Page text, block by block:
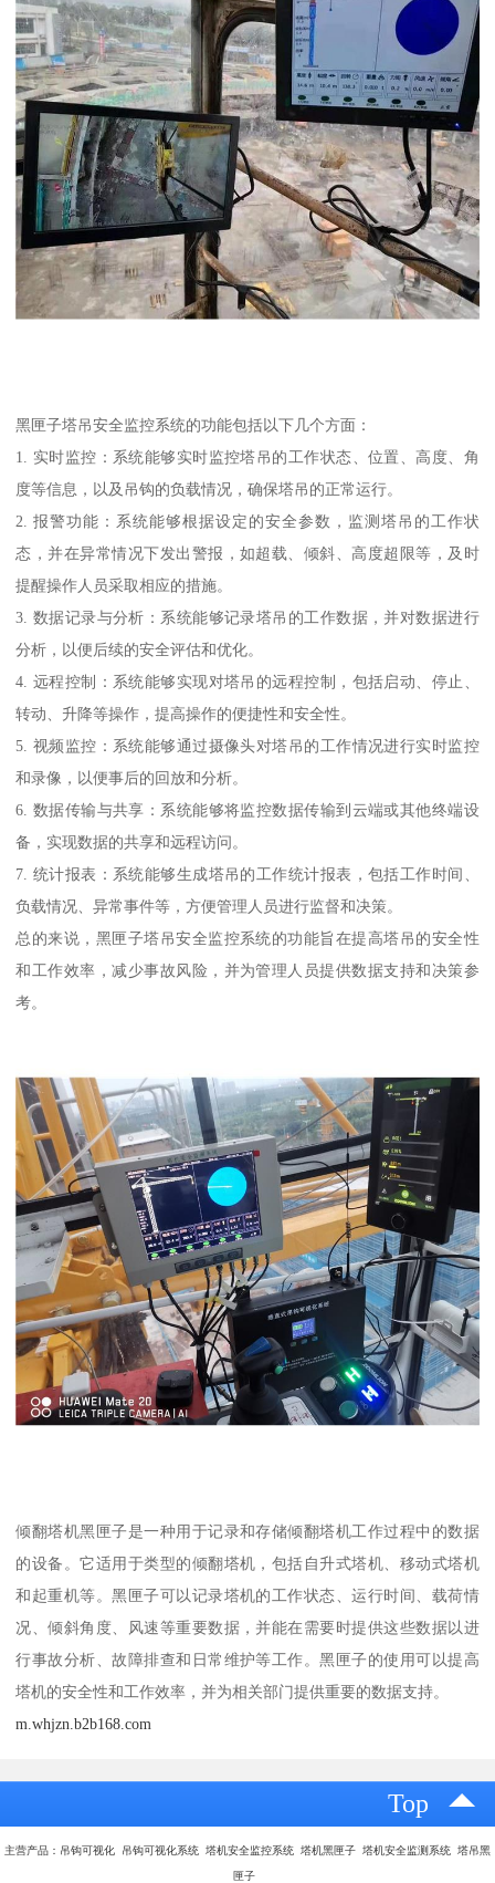
黑匣子塔吊安全监控系统的功能包括以下几个方面：
1. 实时监控：系统能够实时监控塔吊的工作状态、位置、高度、角
度等信息，以及吊钩的负载情况，确保塔吊的正常运行。
2. 报警功能：系统能够根据设定的安全参数，监测塔吊的工作状
态，并在异常情况下发出警报，如超载、倾斜、高度超限等，及时
提醒操作人员采取相应的措施。
3. 数据记录与分析：系统能够记录塔吊的工作数据，并对数据进行
分析，以便后续的安全评估和优化。
4. 远程控制：系统能够实现对塔吊的远程控制，包括启动、停止、
转动、升降等操作，提高操作的便捷性和安全性。
5. 视频监控：系统能够通过摄像头对塔吊的工作情况进行实时监控
和录像，以便事后的回放和分析。
6. 数据传输与共享：系统能够将监控数据传输到云端或其他终端设
备，实现数据的共享和远程访问。
7. 统计报表：系统能够生成塔吊的工作统计报表，包括工作时间、
负载情况、异常事件等，方便管理人员进行监督和决策。
总的来说，黑匣子塔吊安全监控系统的功能旨在提高塔吊的安全性
和工作效率，减少事故风险，并为管理人员提供数据支持和决策参
考。
倾翻塔机黑匣子是一种用于记录和存储倾翻塔机工作过程中的数据
的设备。它适用于类型的倾翻塔机，包括自升式塔机、移动式塔机
和起重机等。黑匣子可以记录塔机的工作状态、运行时间、载荷情
况、倾斜角度、风速等重要数据，并能在需要时提供这些数据以进
行事故分析、故障排查和日常维护等工作。黑匣子的使用可以提高
塔机的安全性和工作效率，并为相关部门提供重要的数据支持。
m.whjzn.b2b168.com
Top
主营产品：吊钩可视化 吊钩可视化系统 塔机安全监控系统 塔机黑匣子 塔机安全监测系统 塔吊黑
匣子